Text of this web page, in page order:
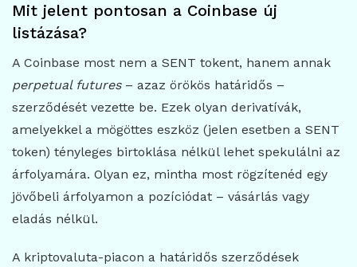
Mit jelent pontosan a Coinbase új
listázása?
A Coinbase most nem a SENT tokent, hanem annak
perpetual futures– azaz örökös határidős –
szerződését vezette be. Ezek olyan derivatívák,
amelyekkel a mögöttes eszköz (jelen esetben a SENT
token) tényleges birtoklása nélkül lehet spekulálni az
árfolyamára. Olyan ez, mintha most rögzítenéd egy
jövőbeli árfolyamon a pozíciódat – vásárlás vagy
eladás nélkül.
A kriptovaluta-piacon a határidős szerződések